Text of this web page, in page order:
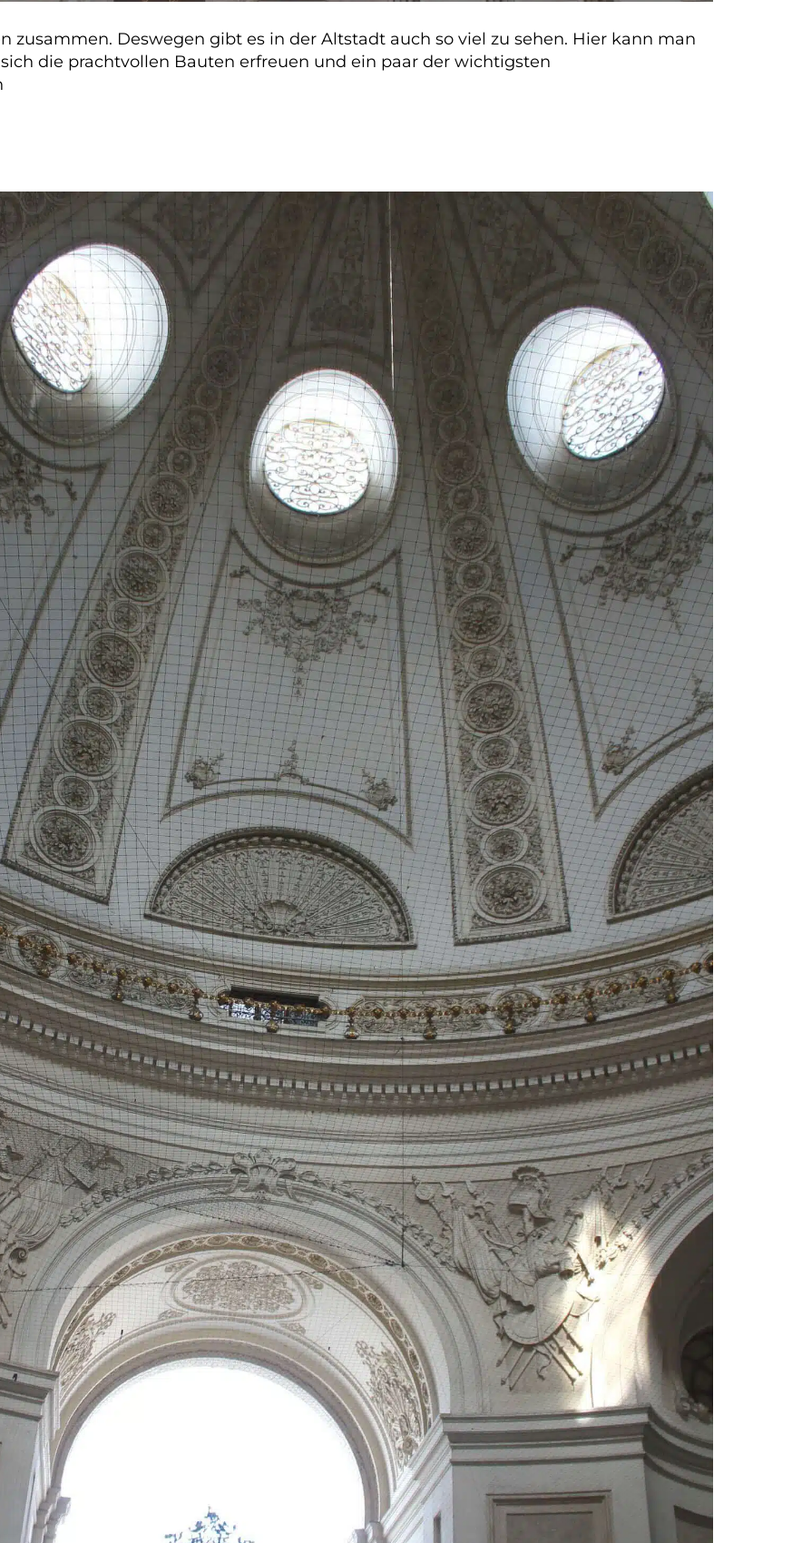
zusammen. Deswegen gibt es in der Altstadt auch so viel zu sehen. Hier kann man
die prachtvollen Bauten erfreuen und ein paar der wichtigsten